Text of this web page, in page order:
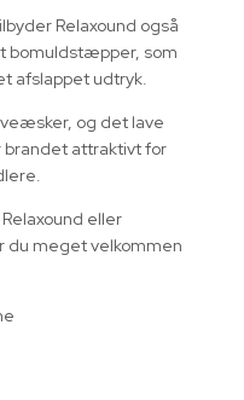
Relaxound også
bomuldstæpper, som
afslappet udtryk.
og det lave
brandet attraktivt for
eller
du meget velkommen